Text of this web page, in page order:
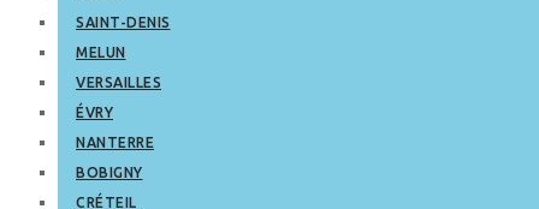
SAINT-DENIS
MELUN
VERSAILLES
ÉVRY
NANTERRE
BOBIGNY
CRÉTEIL